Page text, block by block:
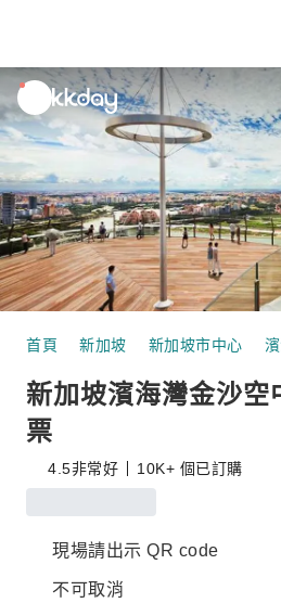
unread
notifications
首頁 新加坡 新加坡市中心
新加坡濱海灣金沙空
票
4.5非常好 10K+ 個已訂購
現場請出示 QR code
不可取消